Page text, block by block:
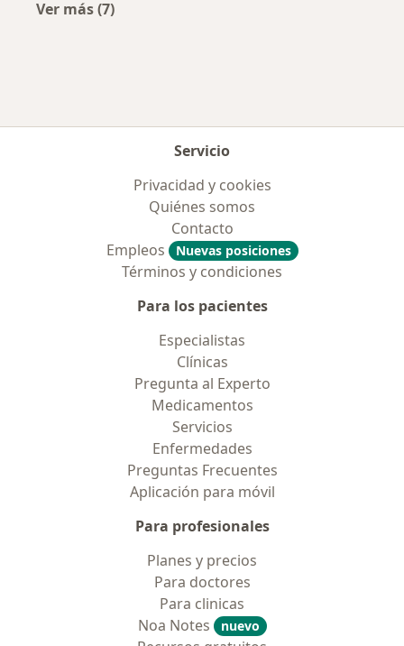
Ver más (7)
Servicio
Privacidad y cookies
Quiénes somos
Contacto
Empleos
Nuevas posiciones
Términos y condiciones
Para los pacientes
Especialistas
Clínicas
Pregunta al Experto
Medicamentos
Servicios
Enfermedades
Preguntas Frecuentes
Aplicación para móvil
Para profesionales
Planes y precios
Para doctores
Para clinicas
Noa Notes
nuevo